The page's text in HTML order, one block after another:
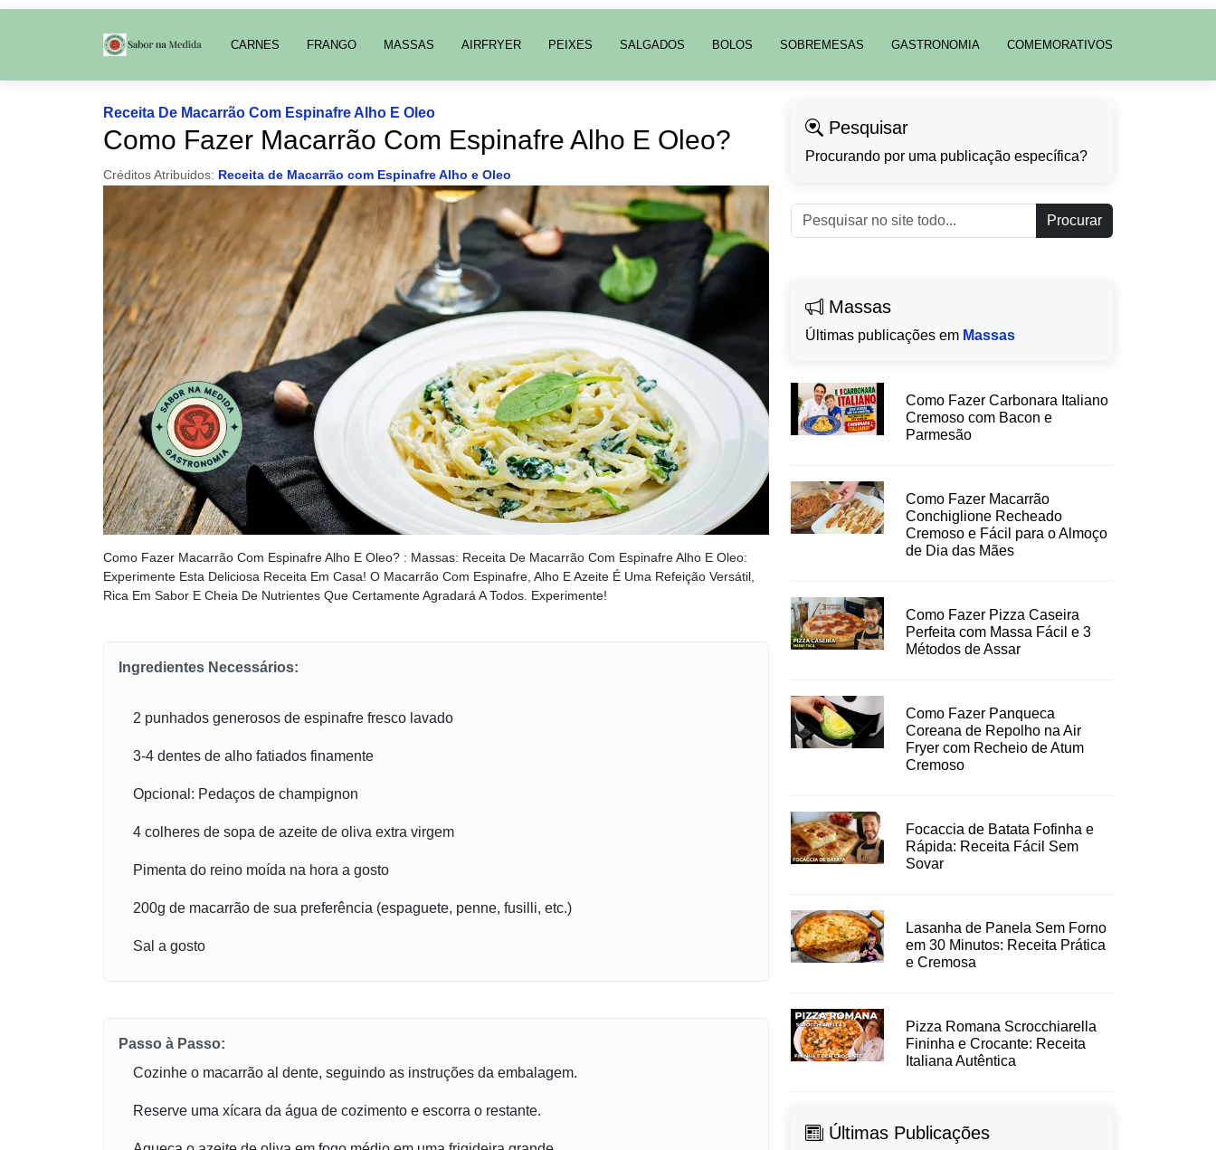
CARNES FRANGO MASSAS AIRFRYER PEIXES SALGADOS BOLOS SOBREMESAS GASTRONOMIA COMEMORATIVOS
Receita De Macarrão Com Espinafre Alho E Oleo
Como Fazer Macarrão Com Espinafre Alho E Oleo?
Créditos Atribuidos: Receita de Macarrão com Espinafre Alho e Oleo
Como Fazer Macarrão Com Espinafre Alho E Oleo? : Massas: Receita De Macarrão Com Espinafre Alho E Oleo:
Experimente Esta Deliciosa Receita Em Casa! O Macarrão Com Espinafre, Alho E Azeite É Uma Refeição Versátil,
Rica Em Sabor E Cheia De Nutrientes Que Certamente Agradará A Todos. Experimente!
Ingredientes Necessários:
2 punhados generosos de espinafre fresco lavado
3-4 dentes de alho fatiados finamente
Opcional: Pedaços de champignon
4 colheres de sopa de azeite de oliva extra virgem
Pimenta do reino moída na hora a gosto
200g de macarrão de sua preferência (espaguete, penne, fusilli, etc.)
Sal a gosto
Passo à Passo:
Cozinhe o macarrão al dente, seguindo as instruções da embalagem.
Reserve uma xícara da água de cozimento e escorra o restante.
Pesquisar
Procurando por uma publicação específica?
Procurar
Massas
Últimas publicações em Massas
Como Fazer Carbonara Italiano
Cremoso com Bacon e
Parmesão
Como Fazer Macarrão
Conchiglione Recheado
Cremoso e Fácil para o Almoço
de Dia das Mães
Como Fazer Pizza Caseira
Perfeita com Massa Fácil e 3
Métodos de Assar
Como Fazer Panqueca
Coreana de Repolho na Air
Fryer com Recheio de Atum
Cremoso
Focaccia de Batata Fofinha e
Rápida: Receita Fácil Sem
Sovar
Lasanha de Panela Sem Forno
em 30 Minutos: Receita Prática
e Cremosa
Pizza Romana Scrocchiarella
Fininha e Crocante: Receita
Italiana Autêntica
Últimas Publicações